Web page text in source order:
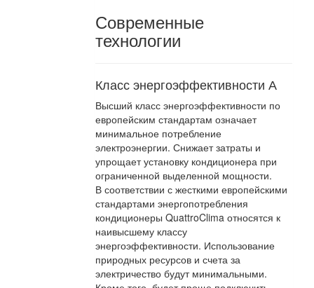
Современные
технологии
Класс энергоэффективности А
Высший класс энергоэффективности по
европейским стандартам означает
минимальное потребление
электроэнергии. Снижает затраты и
упрощает установку кондиционера при
ограниченной выделенной мощности.
В соответствии с жесткими европейскими
стандартами энергопотребления
кондиционеры QuattroClima относятся к
наивысшему классу
энергоэффективности. Использование
природных ресурсов и счета за
электричество будут минимальными.